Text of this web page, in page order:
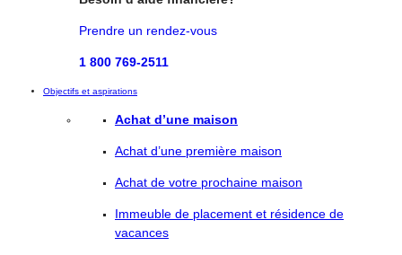
Prendre un rendez-vous
1 800 769-2511
Objectifs et aspirations
Achat d’une maison
Achat d’une première maison
Achat de votre prochaine maison
Immeuble de placement et résidence de
vacances